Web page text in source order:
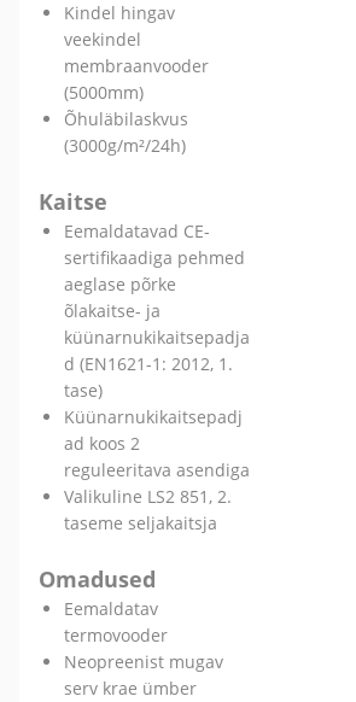
Kindel hingav
veekindel
membraanvooder
(5000mm)
Õhuläbilaskvus
(3000g/m²/24h)
Kaitse
Eemaldatavad CE-
sertifikaadiga pehmed
aeglase põrke
õlakaitse- ja
küünarnukikaitsepadja
d (EN1621-1: 2012, 1.
tase)
Küünarnukikaitsepadj
ad koos 2
reguleeritava asendiga
Valikuline LS2 851, 2.
taseme seljakaitsja
Omadused
Eemaldatav
termovooder
Neopreenist mugav
serv krae ümber